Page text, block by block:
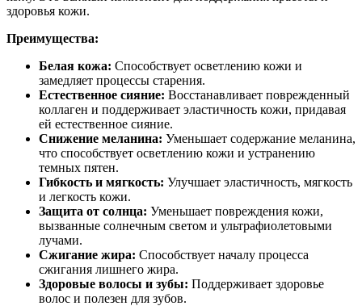
здоровья кожи.
Преимущества:
Белая кожа: Способствует осветлению кожи и
замедляет процессы старения.
Естественное сияние: Восстанавливает поврежденный
коллаген и поддерживает эластичность кожи, придавая
ей естественное сияние.
Снижение меланина: Уменьшает содержание меланина,
что способствует осветлению кожи и устранению
темных пятен.
Гибкость и мягкость: Улучшает эластичность, мягкость
и легкость кожи.
Защита от солнца: Уменьшает повреждения кожи,
вызванные солнечным светом и ультрафиолетовыми
лучами.
Сжигание жира: Способствует началу процесса
сжигания лишнего жира.
Здоровые волосы и зубы: Поддерживает здоровье
волос и полезен для зубов.